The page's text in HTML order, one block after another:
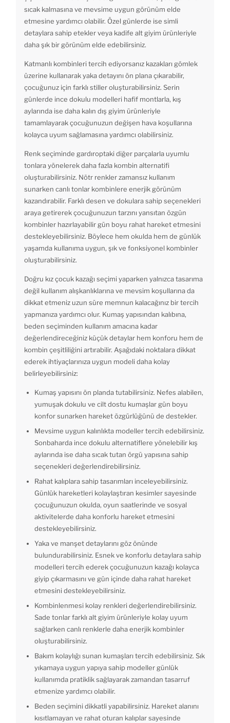
sıcak kalmasına ve mevsime uygun görünüm elde
etmesine yardımcı olabilir. Özel günlerde ise simli
detaylara sahip etekler veya kadife alt giyim ürünleriyle
daha şık bir görünüm elde edebilirsiniz.
Katmanlı kombinleri tercih ediyorsanız kazakları gömlek
üzerine kullanarak yaka detayını ön plana çıkarabilir,
çocuğunuz için farklı stiller oluşturabilirsiniz. Serin
günlerde ince dokulu modelleri hafif montlarla, kış
aylarında ise daha kalın dış giyim ürünleriyle
tamamlayarak çocuğunuzun değişen hava koşullarına
kolayca uyum sağlamasına yardımcı olabilirsiniz.
Renk seçiminde gardıroptaki diğer parçalarla uyumlu
tonlara yönelerek daha fazla kombin alternatifi
oluşturabilirsiniz. Nötr renkler zamansız kullanım
sunarken canlı tonlar kombinlere enerjik görünüm
kazandırabilir. Farklı desen ve dokulara sahip seçenekleri
araya getirerek çocuğunuzun tarzını yansıtan özgün
kombinler hazırlayabilir gün boyu rahat hareket etmesini
destekleyebilirsiniz. Böylece hem okulda hem de günlük
yaşamda kullanıma uygun, şık ve fonksiyonel kombinler
oluşturabilirsiniz.
Doğru kız çocuk kazağı seçimi yaparken yalnızca tasarıma
değil kullanım alışkanlıklarına ve mevsim koşullarına da
dikkat etmeniz uzun süre memnun kalacağınız bir tercih
yapmanıza yardımcı olur. Kumaş yapısından kalıbına,
beden seçiminden kullanım amacına kadar
değerlendireceğiniz küçük detaylar hem konforu hem de
kombin çeşitliliğini artırabilir. Aşağıdaki noktalara dikkat
ederek ihtiyaçlarınıza uygun modeli daha kolay
belirleyebilirsiniz:
Kumaş yapısını ön planda tutabilirsiniz. Nefes alabilen,
yumuşak dokulu ve cilt dostu kumaşlar gün boyu
konfor sunarken hareket özgürlüğünü de destekler.
Mevsime uygun kalınlıkta modeller tercih edebilirsiniz.
Sonbaharda ince dokulu alternatiflere yönelebilir kış
aylarında ise daha sıcak tutan örgü yapısına sahip
seçenekleri değerlendirebilirsiniz.
Rahat kalıplara sahip tasarımları inceleyebilirsiniz.
Günlük hareketleri kolaylaştıran kesimler sayesinde
çocuğunuzun okulda, oyun saatlerinde ve sosyal
aktivitelerde daha konforlu hareket etmesini
destekleyebilirsiniz.
Yaka ve manşet detaylarını göz önünde
bulundurabilirsiniz. Esnek ve konforlu detaylara sahip
modelleri tercih ederek çocuğunuzun kazağı kolayca
giyip çıkarmasını ve gün içinde daha rahat hareket
etmesini destekleyebilirsiniz.
Kombinlenmesi kolay renkleri değerlendirebilirsiniz.
Sade tonlar farklı alt giyim ürünleriyle kolay uyum
sağlarken canlı renklerle daha enerjik kombinler
oluşturabilirsiniz.
Bakım kolaylığı sunan kumaşları tercih edebilirsiniz. Sık
yıkamaya uygun yapıya sahip modeller günlük
kullanımda pratiklik sağlayarak zamandan tasarruf
etmenize yardımcı olabilir.
Beden seçimini dikkatli yapabilirsiniz. Hareket alanını
kısıtlamayan ve rahat oturan kalıplar sayesinde